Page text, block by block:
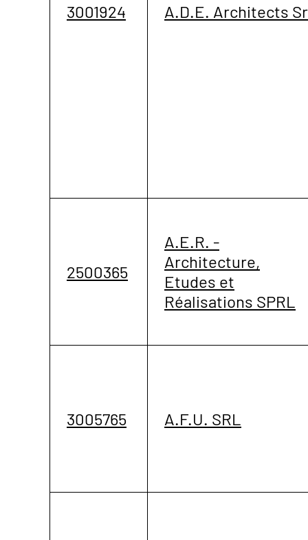
3001924 A.D.E. Architects
2500365
A.E.R. -
Architecture,
Etudes et
Réalisations SPRL
3005765 A.F.U. SRL